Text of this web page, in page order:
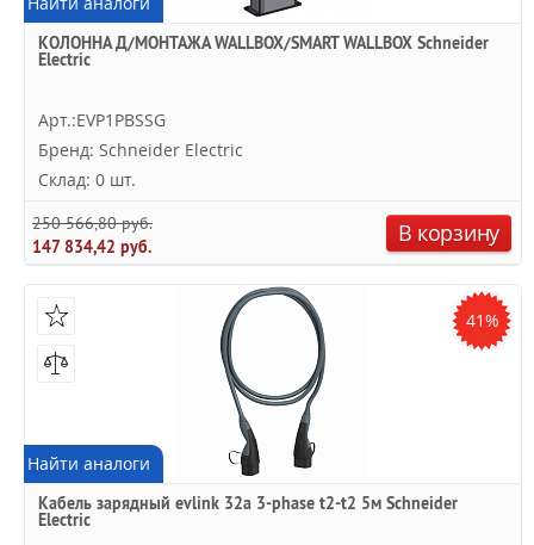
КОЛОННА Д/МОНТАЖА WALLBOX/SMART WALLBOX Schneider
Electric
Арт.:EVP1PBSSG
Бренд: Schneider Electric
Склад: 0 шт.
250 566,80 руб.
147 834,42 руб.
В корзину
41%
Найти аналоги
Кабель зарядный evlink 32a 3-phase t2-t2 5м Schneider
Electric